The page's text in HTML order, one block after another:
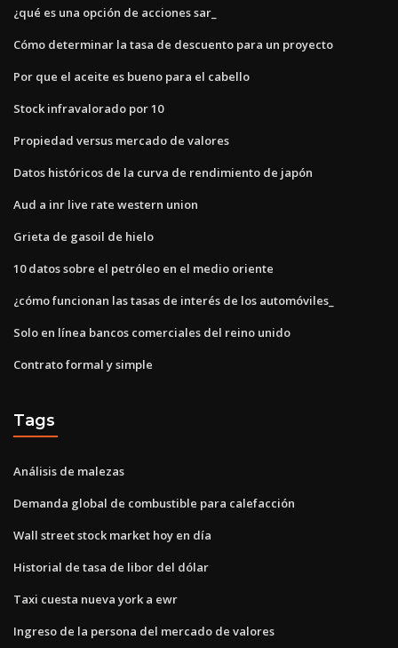
¿qué es una opción de acciones sar_
Cómo determinar la tasa de descuento para un proyecto
Por que el aceite es bueno para el cabello
Stock infravalorado por 10
Propiedad versus mercado de valores
Datos históricos de la curva de rendimiento de japón
Aud a inr live rate western union
Grieta de gasoil de hielo
10 datos sobre el petróleo en el medio oriente
¿cómo funcionan las tasas de interés de los automóviles_
Solo en línea bancos comerciales del reino unido
Contrato formal y simple
Tags
Análisis de malezas
Demanda global de combustible para calefacción
Wall street stock market hoy en día
Historial de tasa de libor del dólar
Taxi cuesta nueva york a ewr
Ingreso de la persona del mercado de valores